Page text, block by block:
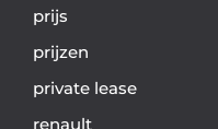
prijs
prijzen
private lease
renault